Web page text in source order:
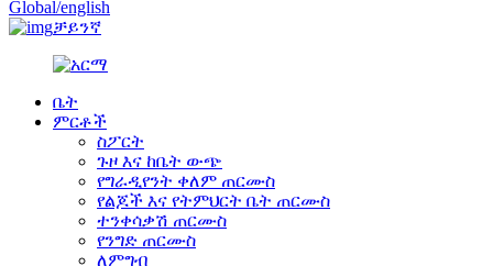
Global/english
ቻይንኛ
ቤት
ምርቶች
ስፖርት
ጉዞ እና ከቤት ውጭ
የግራዲየንት ቀለም ጠርሙስ
የልጆች እና የትምህርት ቤት ጠርሙስ
ተንቀሳቃሽ ጠርሙስ
የንግድ ጠርሙስ
ለምግብ